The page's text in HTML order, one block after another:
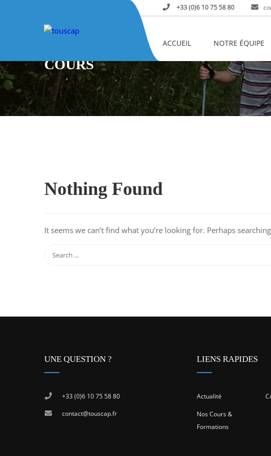
+33 (0)6 10 75 58 80
ACCUEIL NOTRE ÉQUIPE
COURS
Nothing Found
It seems we can’t find what you’re looking for. Perhaps
UNE QUESTION ?
+33 (0)6 10 75 58 80
contact@touscap.fr
LIENS RAPIDES
Actualité
Nos Cours &
Formations